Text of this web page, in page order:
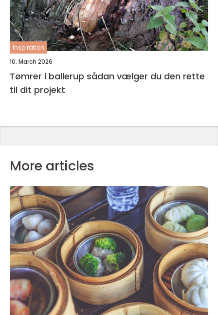
inspiration
10. March 2026
Tømrer i ballerup sådan vælger du den rette
til dit projekt
More articles